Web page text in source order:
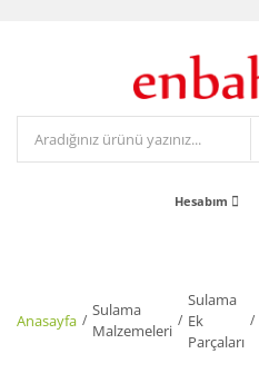
Hesabım
Anasayfa
Sulama
Malzemeleri
Sulama
Ek
Parçaları